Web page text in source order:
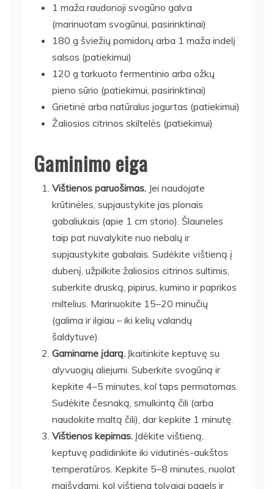
1 maža raudonoji svogūno galva
(marinuotam svogūnui, pasirinktinai)
180 g šviežių pomidorų arba 1 maža indelį
salsos (patiekimui)
120 g tarkuoto fermentinio arba ožkų
pieno sūrio (patiekimui, pasirinktinai)
Grietinė arba natūralus jogurtas (patiekimui)
Žaliosios citrinos skiltelės (patiekimui)
Gaminimo eiga
Vištienos paruošimas. Jei naudojate
krūtinėles, supjaustykite jas plonais
gabaliukais (apie 1 cm storio). Šlauneles
taip pat nuvalykite nuo riebalų ir
supjaustykite gabalais. Sudėkite vištieną į
dubenį, užpilkite žaliosios citrinos sultimis,
suberkite druską, pipirus, kumino ir paprikos
miltelius. Marinuokite 15–20 minučių
(galima ir ilgiau – iki kelių valandų
šaldytuve).
Gaminame įdarą. Įkaitinkite keptuvę su
alyvuogių aliejumi. Suberkite svogūną ir
kepkite 4–5 minutes, kol taps permatomas.
Sudėkite česnaką, smulkintą čili (arba
naudokite maltą čili), dar kepkite 1 minutę.
Vištienos kepimas. Įdėkite vištieną,
keptuvę padidinkite iki vidutinės-aukštos
temperatūros. Kepkite 5–8 minutes, nuolat
maišydami, kol vištiena tolygiai pagels ir